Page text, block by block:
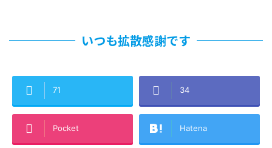
いつも拡散感謝です
71 34
Pocket Hatena